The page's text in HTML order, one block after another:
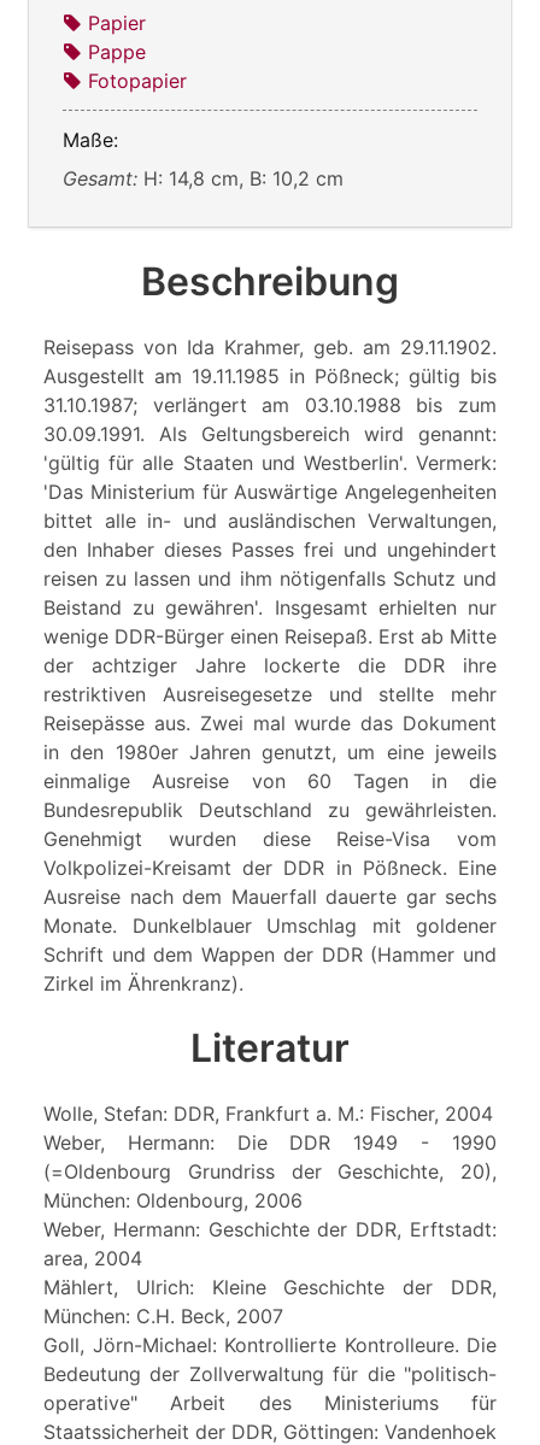
Papier
Pappe
Fotopapier
Maße:
Gesamt: H: 14,8 cm, B: 10,2 cm
Beschreibung
Reisepass von Ida Krahmer, geb. am 29.11.1902.
Ausgestellt am 19.11.1985 in Pößneck; gültig bis
31.10.1987; verlängert am 03.10.1988 bis zum
30.09.1991. Als Geltungsbereich wird genannt:
'gültig für alle Staaten und Westberlin'. Vermerk:
'Das Ministerium für Auswärtige Angelegenheiten
bittet alle in- und ausländischen Verwaltungen,
den Inhaber dieses Passes frei und ungehindert
reisen zu lassen und ihm nötigenfalls Schutz und
Beistand zu gewähren'. Insgesamt erhielten nur
wenige DDR-Bürger einen Reisepaß. Erst ab Mitte
der achtziger Jahre lockerte die DDR ihre
restriktiven Ausreisegesetze und stellte mehr
Reisepässe aus. Zwei mal wurde das Dokument
in den 1980er Jahren genutzt, um eine jeweils
einmalige Ausreise von 60 Tagen in die
Bundesrepublik Deutschland zu gewährleisten.
Genehmigt wurden diese Reise-Visa vom
Volkpolizei-Kreisamt der DDR in Pößneck. Eine
Ausreise nach dem Mauerfall dauerte gar sechs
Monate. Dunkelblauer Umschlag mit goldener
Schrift und dem Wappen der DDR (Hammer und
Zirkel im Ährenkranz).
Literatur
Wolle, Stefan: DDR, Frankfurt a. M.: Fischer, 2004
Weber, Hermann: Die DDR 1949 - 1990
(=Oldenbourg Grundriss der Geschichte, 20),
München: Oldenbourg, 2006
Weber, Hermann: Geschichte der DDR, Erftstadt:
area, 2004
Mählert, Ulrich: Kleine Geschichte der DDR,
München: C.H. Beck, 2007
Goll, Jörn-Michael: Kontrollierte Kontrolleure. Die
Bedeutung der Zollverwaltung für die "politisch-
operative" Arbeit des Ministeriums für
Staatssicherheit der DDR, Göttingen: Vandenhoek